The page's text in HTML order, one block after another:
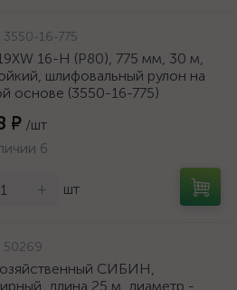
3550-16-775
16-H (Р80), 775 мм, 30 м,
шлифовальный рулон на
основе (3550-16-775)
₽ /шт
6
+ шт
50269
СИБИН,
длина 25 м, диаметр -